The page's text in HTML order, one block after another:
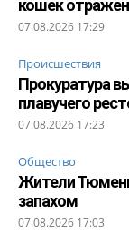
кошек
07.08.2026 17:29
Происшествия
Прокуратура
плавучего
07.08.2026 17:23
Общество
Жители
запахом
07.08.2026 17:03